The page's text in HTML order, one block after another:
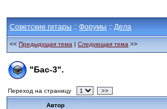
Советские гитары :: Форумы :: Дела
<< Предыдущая тема | Следующая тема >>
"Бас-3".
Переход на страницу >>
Автор